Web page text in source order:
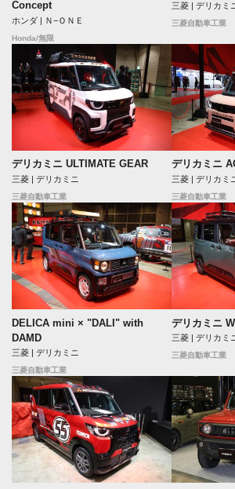
Concept
ホンダ | Ｎ−ＯＮＥ
Honda/無限
三菱 | デリカミ
三菱自動車工業
デリカミニ ULTIMATE GEAR
三菱 | デリカミニ
三菱自動車工業
デリカミニ
三菱 | デリカミ
三菱自動車工業
DELICA mini × "DALI" with
DAMD
三菱 | デリカミニ
三菱自動車工業
デリカミニ
三菱 | デリカミ
三菱自動車工業